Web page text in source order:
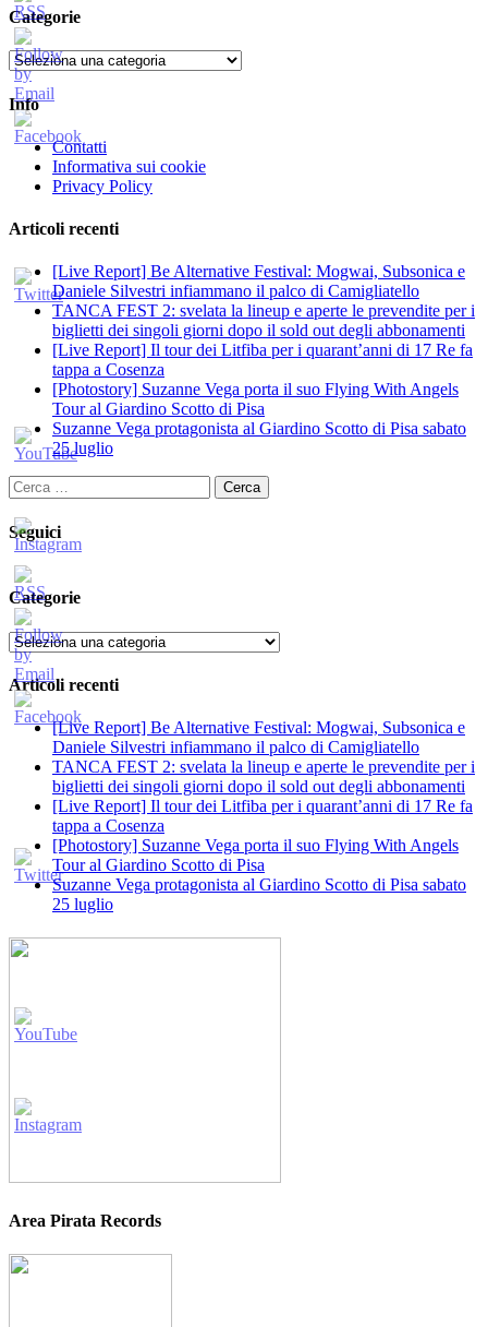
Categorie
Categorie
Info
Contatti
Informativa sui cookie
Privacy Policy
Articoli recenti
[Live Report] Be Alternative Festival: Mogwai, Subsonica e
Daniele Silvestri infiammano il palco di Camigliatello
TANCA FEST 2: svelata la lineup e aperte le prevendite per i
biglietti dei singoli giorni dopo il sold out degli abbonamenti
[Live Report] Il tour dei Litfiba per i quarant’anni di 17 Re fa
tappa a Cosenza
[Photostory] Suzanne Vega porta il suo Flying With Angels
Tour al Giardino Scotto di Pisa
Suzanne Vega protagonista al Giardino Scotto di Pisa sabato
25 luglio
Ricerca
per:
Seguici
Categorie
Categorie
Articoli recenti
[Live Report] Be Alternative Festival: Mogwai, Subsonica e
Daniele Silvestri infiammano il palco di Camigliatello
TANCA FEST 2: svelata la lineup e aperte le prevendite per i
biglietti dei singoli giorni dopo il sold out degli abbonamenti
[Live Report] Il tour dei Litfiba per i quarant’anni di 17 Re fa
tappa a Cosenza
[Photostory] Suzanne Vega porta il suo Flying With Angels
Tour al Giardino Scotto di Pisa
Suzanne Vega protagonista al Giardino Scotto di Pisa sabato
25 luglio
Area Pirata Records